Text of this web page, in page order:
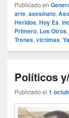
Publicado en
arte, asesinato,
Heridos, Hoy Es,
Primero, Los Otros,
Trenes, victimas, Ya
Políticos
Publicado el 1